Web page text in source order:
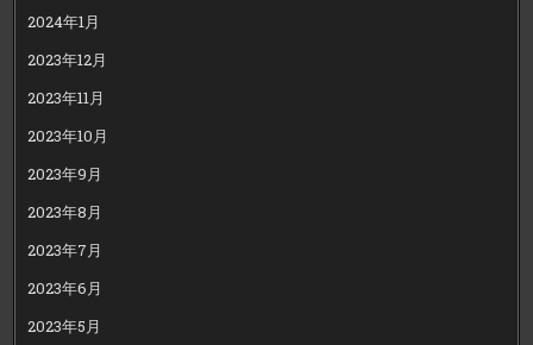
2024年1月
2023年12月
2023年11月
2023年10月
2023年9月
2023年8月
2023年7月
2023年6月
2023年5月